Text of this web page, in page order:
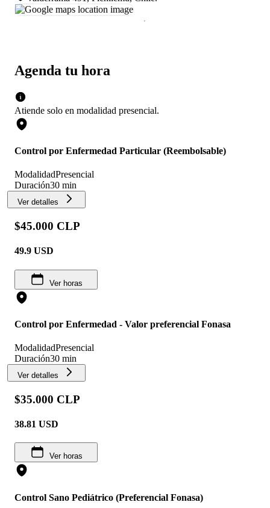
Agenda tu hora
Atiende solo en modalidad presencial.
Control por Enfermedad Particular (Reembolsable)
ModalidadPresencial
Duración30 min
Ver detalles
$45.000 CLP
49.9 USD
Ver horas
Control por Enfermedad - Valor preferencial Fonasa
ModalidadPresencial
Duración30 min
Ver detalles
$35.000 CLP
38.81 USD
Ver horas
Control Sano Pediátrico (Preferencial Fonasa)